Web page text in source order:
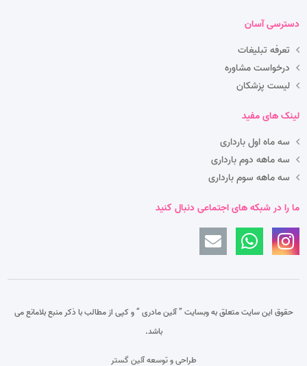
دسترسی آسان
تعرفه تبلیغات
درخواست مشاوره
لیست پزشکان
لینک های مفید
سه ماه اول بارداری
سه ماهه دوم بارداری
سه ماهه سوم بارداری
ما را در شبکه های اجتماعی دنبال کنید
حقوق این سایت متعلق به وبسایت ” آئین مادری “و کپی از مطالب با ذکر منبع بلامانع می
باشد.
طراحی و توسعه آئین گستر